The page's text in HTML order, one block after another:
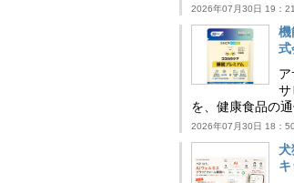
2026年07月30日 19：21
機
式
サ
を、健康食品の
2026年07月30日 18：50
犬